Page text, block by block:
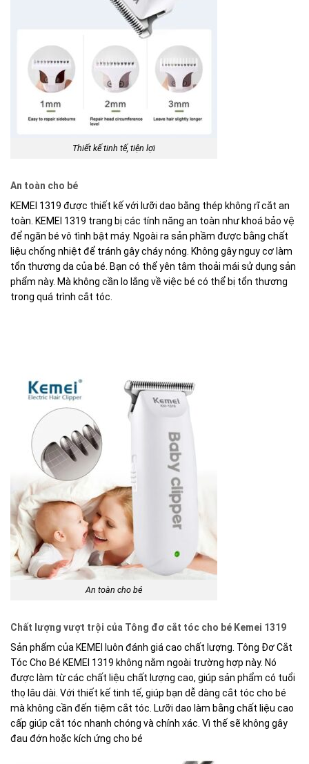
Thiết kế tinh tế, tiện lợi
An toàn cho bé
KEMEI 1319 được thiết kế với lưỡi dao bằng thép không rĩ cắt an
toàn. KEMEI 1319 trang bị các tính năng an toàn như khoá bảo vệ
để ngăn bé vô tình bật máy. Ngoài ra sản phầm được bằng chất
liệu chống nhiệt để tránh gây cháy nóng. Không gây nguy cơ làm
tổn thương da của bé. Bạn có thể yên tâm thoải mái sử dụng sản
phẩm này. Mà không cần lo lắng về việc bé có thể bị tổn thương
trong quá trình cắt tóc.
An toàn cho bé
Chất lượng vượt trội của Tông đơ cắt tóc cho bé Kemei 1319
Sản phẩm của KEMEI luôn đánh giá cao chất lượng. Tông Đơ Cắt
Tóc Cho Bé KEMEI 1319 không nằm ngoài trường hợp này. Nó
được làm từ các chất liệu chất lượng cao, giúp sản phẩm có tuổi
thọ lâu dài. Với thiết kế tinh tế, giúp bạn dễ dàng cắt tóc cho bé
mà không cần đến tiệm cắt tóc. Lưỡi dao làm bằng chất liệu cao
cấp giúp cắt tóc nhanh chóng và chính xác. Vì thế sẽ không gây
đau đớn hoặc kích ứng cho bé